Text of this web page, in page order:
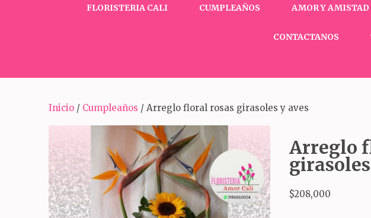
FLORISTERIA CALI CUMPLEAÑOS AMOR Y AMISTAD
CONTACTANOS
Inicio / Cumpleaños / Arreglo floral rosas girasoles y aves
Arreglo
$208,000